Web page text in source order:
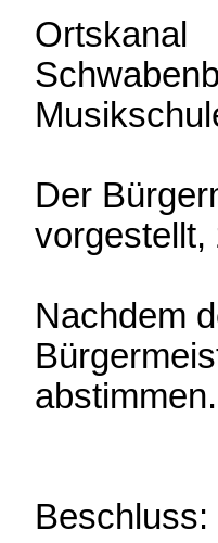
Der
vorgestellt,
Nachdem
abstimmen.